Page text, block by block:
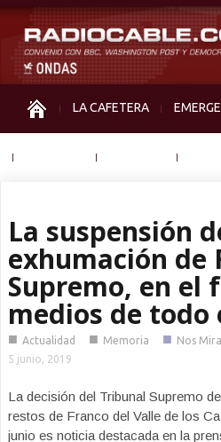
LA CAFETERA
La suspensión
exhumación de
Supremo, en el
medios de todo
■ Actualidad ■ Memoria ■ Nos
5 junio, 2019
La decisión del Tribunal Supremo
restos de Franco del Valle de los
junio es noticia destacada en la